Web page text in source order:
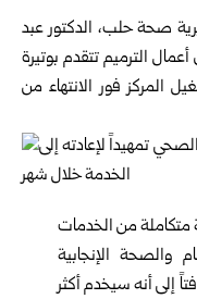
صحة حلب، الدكتور عبد
الترميم تتقدم بوتيرة
المركز فور الانتهاء من
متكاملة من الخدمات
والصحة الإنجابية
إلى أنه سيخدم أكثر